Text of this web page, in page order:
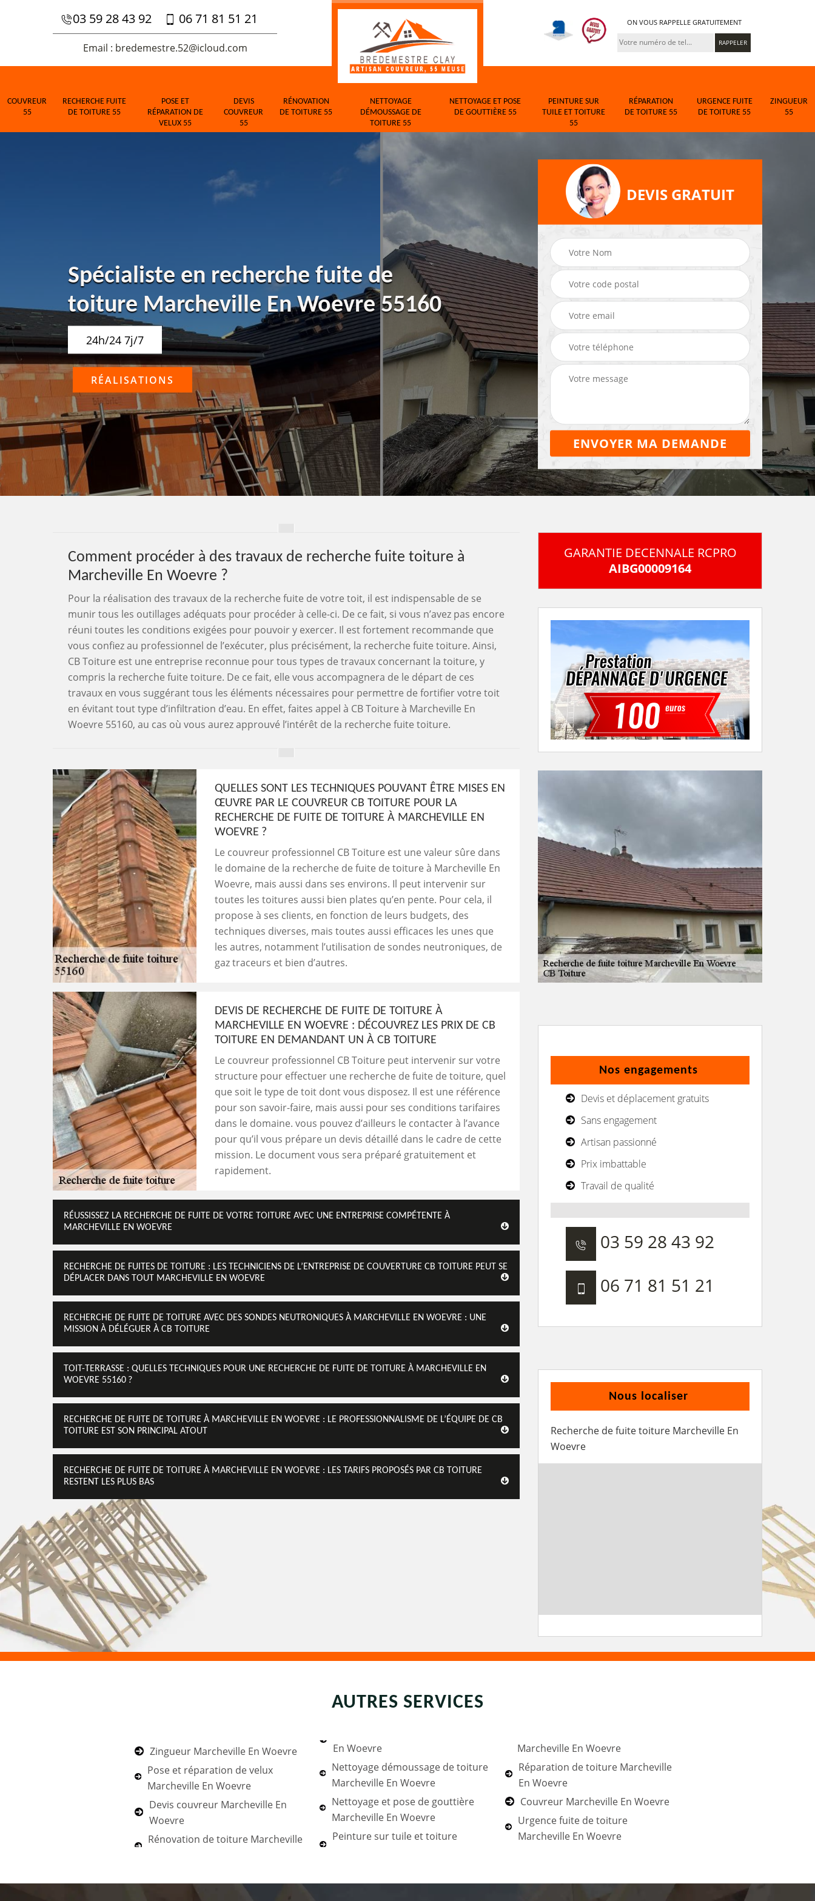
03 59 28 43 92 06 71 81 51 21
Email : bredemestre.52@icloud.com
ON VOUS RAPPELLE GRATUITEMENT
COUVREUR
55
RECHERCHE FUITE
DE TOITURE 55
POSE ET
RÉPARATION DE
VELUX 55
DEVIS
COUVREUR
55
RÉNOVATION
DE TOITURE 55
NETTOYAGE
DÉMOUSSAGE DE
TOITURE 55
NETTOYAGE ET POSE
DE GOUTTIÈRE 55
PEINTURE SUR
TUILE ET TOITURE
55
RÉPARATION
DE TOITURE 55
URGENCE FUITE
DE TOITURE 55
ZINGUEUR
55
Spécialiste en recherche fuite de
toiture Marcheville En Woevre 55160
24h/24 7j/7
RÉALISATIONS
DEVIS GRATUIT
Comment procéder à des travaux de recherche fuite toiture à
Marcheville En Woevre ?
Pour la réalisation des travaux de la recherche fuite de votre toit, il est indispensable de se
munir tous les outillages adéquats pour procéder à celle-ci. De ce fait, si vous n’avez pas encore
réuni toutes les conditions exigées pour pouvoir y exercer. Il est fortement recommande que
vous confiez au professionnel de l’exécuter, plus précisément, la recherche fuite toiture. Ainsi,
CB Toiture est une entreprise reconnue pour tous types de travaux concernant la toiture, y
compris la recherche fuite toiture. De ce fait, elle vous accompagnera de le départ de ces
travaux en vous suggérant tous les éléments nécessaires pour permettre de fortifier votre toit
en évitant tout type d’infiltration d’eau. En effet, faites appel à CB Toiture à Marcheville En
Woevre 55160, au cas où vous aurez approuvé l’intérêt de la recherche fuite toiture.
QUELLES SONT LES TECHNIQUES POUVANT ÊTRE MISES EN
ŒUVRE PAR LE COUVREUR CB TOITURE POUR LA
RECHERCHE DE FUITE DE TOITURE À MARCHEVILLE EN
WOEVRE ?
Le couvreur professionnel CB Toiture est une valeur sûre dans
le domaine de la recherche de fuite de toiture à Marcheville En
Woevre, mais aussi dans ses environs. Il peut intervenir sur
toutes les toitures aussi bien plates qu’en pente. Pour cela, il
propose à ses clients, en fonction de leurs budgets, des
techniques diverses, mais toutes aussi efficaces les unes que
les autres, notamment l’utilisation de sondes neutroniques, de
gaz traceurs et bien d’autres.
DEVIS DE RECHERCHE DE FUITE DE TOITURE À
MARCHEVILLE EN WOEVRE : DÉCOUVREZ LES PRIX DE CB
TOITURE EN DEMANDANT UN À CB TOITURE
Le couvreur professionnel CB Toiture peut intervenir sur votre
structure pour effectuer une recherche de fuite de toiture, quel
que soit le type de toit dont vous disposez. Il est une référence
pour son savoir-faire, mais aussi pour ses conditions tarifaires
dans le domaine. vous pouvez d’ailleurs le contacter à l’avance
pour qu’il vous prépare un devis détaillé dans le cadre de cette
mission. Le document vous sera préparé gratuitement et
rapidement.
RÉUSSISSEZ LA RECHERCHE DE FUITE DE VOTRE TOITURE AVEC UNE ENTREPRISE COMPÉTENTE À
MARCHEVILLE EN WOEVRE
RECHERCHE DE FUITES DE TOITURE : LES TECHNICIENS DE L’ENTREPRISE DE COUVERTURE CB TOITURE PEUT SE
DÉPLACER DANS TOUT MARCHEVILLE EN WOEVRE
RECHERCHE DE FUITE DE TOITURE AVEC DES SONDES NEUTRONIQUES À MARCHEVILLE EN WOEVRE : UNE
MISSION À DÉLÉGUER À CB TOITURE
TOIT-TERRASSE : QUELLES TECHNIQUES POUR UNE RECHERCHE DE FUITE DE TOITURE À MARCHEVILLE EN
WOEVRE 55160 ?
RECHERCHE DE FUITE DE TOITURE À MARCHEVILLE EN WOEVRE : LE PROFESSIONNALISME DE L’ÉQUIPE DE CB
TOITURE EST SON PRINCIPAL ATOUT
RECHERCHE DE FUITE DE TOITURE À MARCHEVILLE EN WOEVRE : LES TARIFS PROPOSÉS PAR CB TOITURE
RESTENT LES PLUS BAS
GARANTIE DECENNALE RCPRO
AIBG00009164
Nos engagements
Devis et déplacement gratuits
Sans engagement
Artisan passionné
Prix imbattable
Travail de qualité
03 59 28 43 92
06 71 81 51 21
Nous localiser
Recherche de fuite toiture Marcheville En
Woevre
AUTRES SERVICES
Zingueur Marcheville En Woevre
Pose et réparation de velux
Marcheville En Woevre
Devis couvreur Marcheville En
Woevre
Rénovation de toiture Marcheville
En Woevre
Nettoyage démoussage de toiture
Marcheville En Woevre
Nettoyage et pose de gouttière
Marcheville En Woevre
Peinture sur tuile et toiture
Marcheville En Woevre
Réparation de toiture Marcheville
En Woevre
Couvreur Marcheville En Woevre
Urgence fuite de toiture
Marcheville En Woevre